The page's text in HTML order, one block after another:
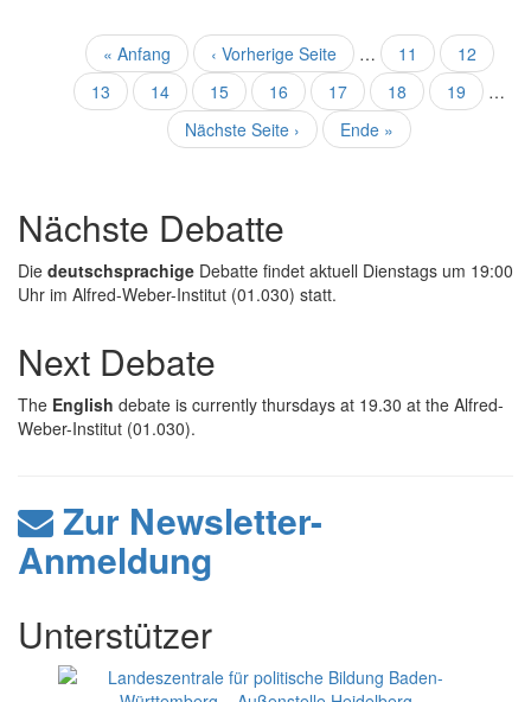
Seitennummerierung
Erste
Seite
« Anfang
Vorherige
Seite
‹ Vorherige Seite … Seite
11 Seite
12
Seite
13 Seite
14
Aktuelle
Seite
15 Seite
16 Seite
17 Seite
18 Seite
19
…
Nächste
Seite
Nächste Seite ›
Letzte
Seite
Ende »
Nächste Debatte
Die deutschsprachige Debatte findet aktuell Dienstags um 19:00
Uhr im Alfred-Weber-Institut (01.030) statt.
Next Debate
The English debate is currently thursdays at 19.30 at the Alfred-
Weber-Institut (01.030).
Zur Newsletter-
Anmeldung
Unterstützer